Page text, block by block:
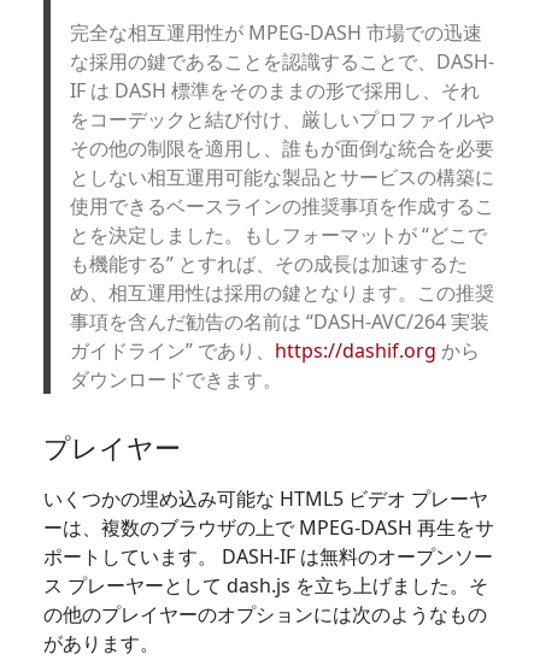
完全な相互運用性が MPEG-DASH 市場での迅速
な採用の鍵であることを認識することで、DASH-
IF は DASH 標準をそのままの形で採用し、それ
をコーデックと結び付け、厳しいプロファイルや
その他の制限を適用し、誰もが面倒な統合を必要
としない相互運用可能な製品とサービスの構築に
使用できるベースラインの推奨事項を作成するこ
とを決定しました。もしフォーマットが “どこで
も機能する” とすれば、その成長は加速するた
め、相互運用性は採用の鍵となります。この推奨
事項を含んだ勧告の名前は “DASH-AVC/264 実装
ガイドライン” であり、 https://dashif.org から
ダウンロードできます。
プレイヤー
いくつかの埋め込み可能な HTML5 ビデオ プレーヤ
ーは、複数のブラウザの上で MPEG-DASH 再生をサ
ポートしています。 DASH-IF は無料のオープンソー
ス プレーヤーとして dash.js を立ち上げました。そ
の他のプレイヤーのオプションには次のようなもの
があります。